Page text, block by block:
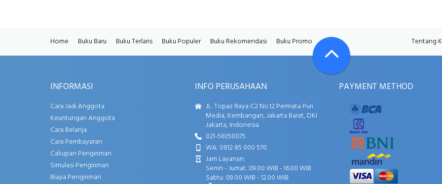
Home Buku Baru Buku Terlaris Buku Populer Buku Rekomendasi Buku Promo Tentang
INFORMASI
Cara Jadi Anggota
Keuntungan Anggota
Cara Belanja
Cara Pembayaran
Cakupan Pengiriman
Simulasi Pengiriman
Biaya Pengiriman
INFO PERUSAHAAN
JL. Topaz Raya C2 No.12 Permata Puri
Media, Kembangan, Jakarta Barat, DKI
Jakarta, Indonesia
021-58350075
WA: 0812 85 000 570
Jam Layanan:
Senin - Jumat: 09.00 WIB - 16.00 WIB
Sabtu: 09.00 WIB - 12.00 WIB
PAYMENT METHOD